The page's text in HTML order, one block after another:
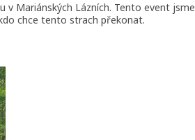
v Mariánských Lázních. Tento event jsme
chce tento strach překonat.